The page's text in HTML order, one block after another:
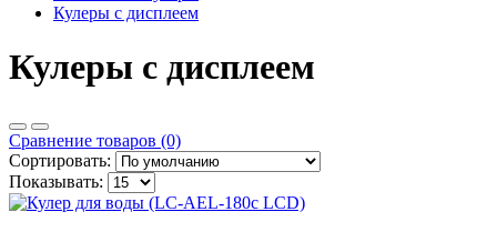
Кулеры с дисплеем
Кулеры с дисплеем
Сравнение товаров (0)
Сортировать:
Показывать: